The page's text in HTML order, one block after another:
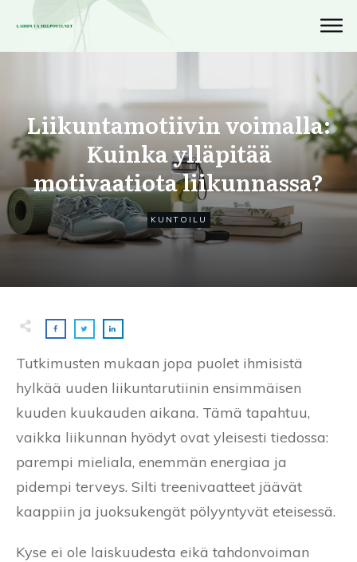
Liikuntamotiivin voimalla:
Kuinka ylläpitää
motivaatiota liikunnassa?
KUNTOILU
Tutkimusten mukaan jopa puolet ihmisistä
hylkää uuden liikuntarutiinin ensimmäisen
kuuden kuukauden aikana. Tämä tapahtuu,
vaikka liikunnan hyödyt ovat yleisesti tiedossa:
parempi mieliala, enemmän energiaa ja
pidempi terveys. Silti treenivaatteet jäävät
kaappiin ja juoksukengät pölyyntyvät eteisessä.
Kyse ei ole laiskuudesta eikä tahdonvoiman